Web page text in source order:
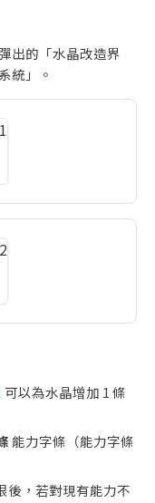
出的「水晶改造界
統」。
可以為水晶增加 1 條
能力字條（能力字條
後，若對現有能力不